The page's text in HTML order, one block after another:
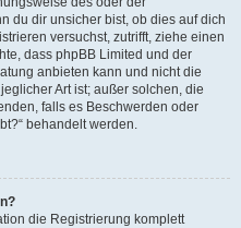
du dir unsicher bist, ob dies auf dich
versuchst, zutrifft, ziehe einen
dass phpBB Limited und der
anbieten kann und nicht die
Art ist; außer solchen, die
falls es Beschwerden oder
behandelt werden.
die Registrierung komplett